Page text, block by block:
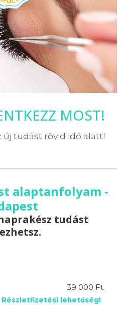
MOST!
új tudást rövid idő alatt!
alaptanfolyam -
tudást
39 000 Ft
Részletfizetési lehetőség!